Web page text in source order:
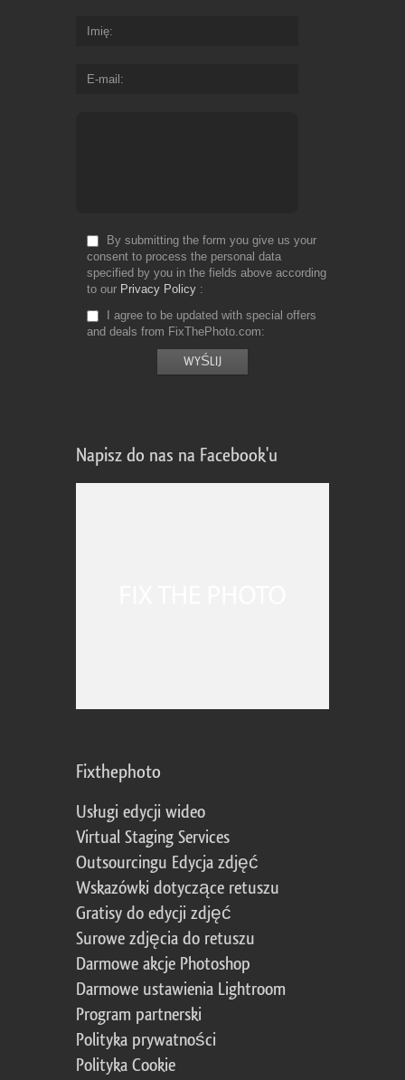
Imię
E-mail
By submitting the form you give us your
consent to process the personal data
specified by you in the fields above according
to our Privacy Policy
I agree to be updated with special offers
and deals from FixThePhoto.com
Napisz do nas na Facebook'u
Fixthephoto
Usługi edycji wideo
Virtual Staging Services
Outsourcingu Edycja zdjęć
Wskazówki dotyczące retuszu
Gratisy do edycji zdjęć
Surowe zdjęcia do retuszu
Darmowe akcje Photoshop
Darmowe ustawienia Lightroom
Program partnerski
Polityka prywatności
Polityka Cookie